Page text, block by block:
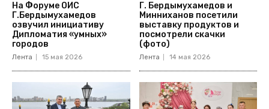
На Форуме ОИС
Г.Бердымухамедов
озвучил инициативу
Дипломатия «умных»
городов
Лента 15 мая 2026
Г. Бердымухамедов и
Минниханов посетили
выставку продуктов и
посмотрели скачки
(фото)
Лента 14 мая 2026